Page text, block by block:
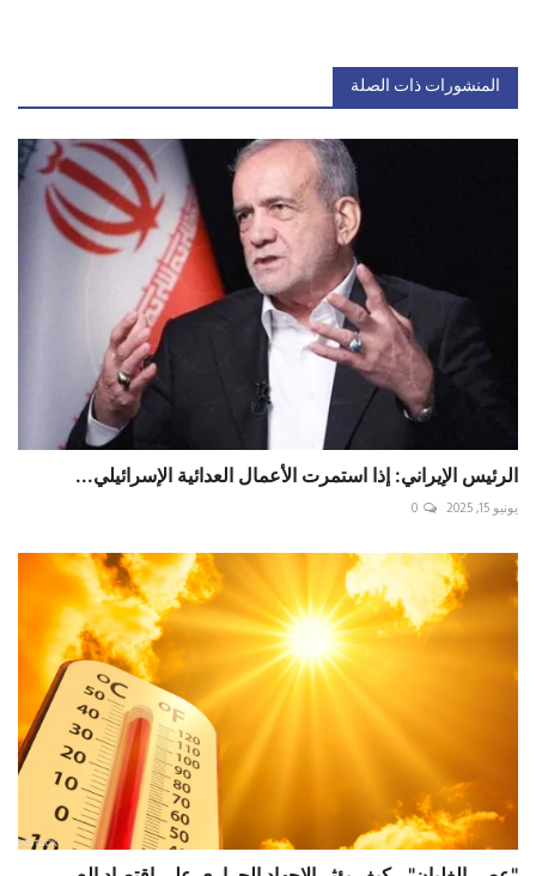
المنشورات ذات الصلة
الرئيس الإيراني: إذا استمرت الأعمال العدائية الإسرائيلي...
يونيو 15, 2025 0